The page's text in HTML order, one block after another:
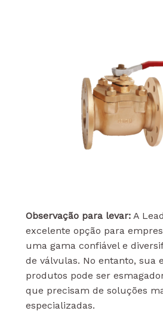
Observação para levar:A
excelente opção para
uma gama confiável e
de válvulas. No entanto, sua
produtos pode ser
que precisam de soluções
especializadas.